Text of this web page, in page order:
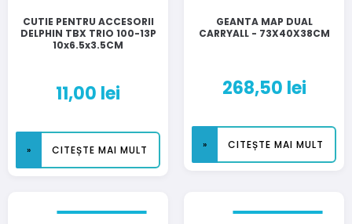
CUTIE PENTRU ACCESORII
DELPHIN TBX TRIO 100-13P
10x6.5x3.5CM
11,00 lei
CITEȘTE MAI MULT
GEANTA MAP DUAL
CARRYALL - 73X40X38CM
268,50 lei
CITEȘTE MAI MULT